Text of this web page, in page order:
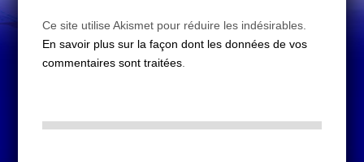
Ce site utilise Akismet pour réduire les indésirables.
En savoir plus sur la façon dont les données de vos
commentaires sont traitées